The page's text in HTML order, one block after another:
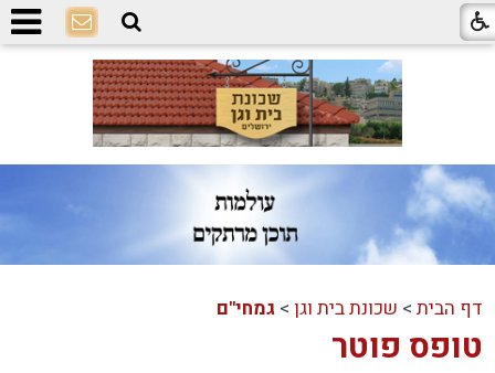
דף הבית > שכונת בית וגן >גמחי"ם
טופס פוטר